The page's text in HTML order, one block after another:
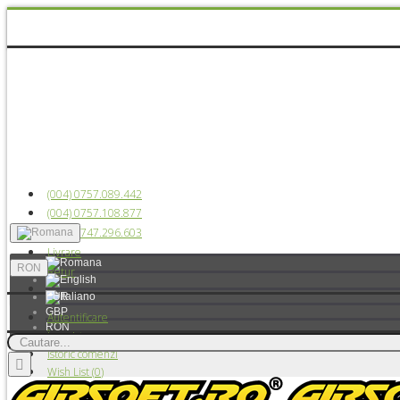
(004) 0757.089.442
(004) 0757.108.877
(004) 0747.296.603
Livrare
Retur
RON
EUR
GBP
RON
USD
Autentificare
Înregistrare
Istoric comenzi
Wish List (0)